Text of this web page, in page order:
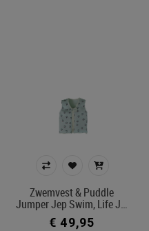
Zwemvest & Puddle
Jumper Jep Swim, Life J…
€ 49,95